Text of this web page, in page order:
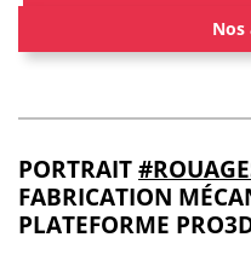
Nos
PORTRAIT
FABRICATION
PLATEFORME